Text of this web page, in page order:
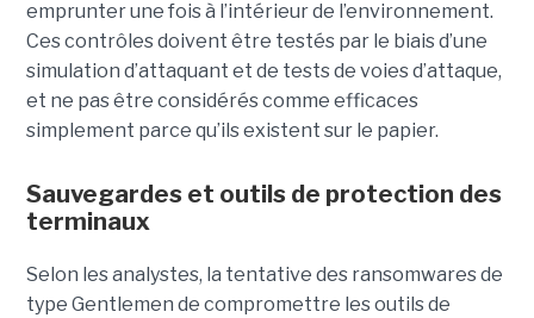
emprunter une fois à l’intérieur de l’environnement.
Ces contrôles doivent être testés par le biais d’une
simulation d’attaquant et de tests de voies d’attaque,
et ne pas être considérés comme efficaces
simplement parce qu’ils existent sur le papier.
Sauvegardes et outils de protection des
terminaux
Selon les analystes, la tentative des ransomwares de
type Gentlemen de compromettre les outils de